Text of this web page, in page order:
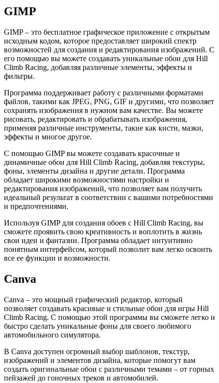
GIMP
GIMP – это бесплатное графическое приложение с открытым
исходным кодом, которое предоставляет широкий спектр
возможностей для создания и редактирования изображений. С
его помощью вы можете создавать уникальные обои для Hill
Climb Racing, добавляя различные элементы, эффекты и
фильтры.
Программа поддерживает работу с различными форматами
файлов, такими как JPEG, PNG, GIF и другими, что позволяет
сохранять изображения в нужном вам качестве. Вы можете
рисовать, редактировать и обрабатывать изображения,
применяя различные инструменты, такие как кисти, мазки,
эффекты и многое другое.
С помощью GIMP вы можете создавать красочные и
динамичные обои для Hill Climb Racing, добавляя текстуры,
фоны, элементы дизайна и другие детали. Программа
обладает широкими возможностями настройки и
редактирования изображений, что позволяет вам получить
идеальный результат в соответствии с вашими потребностями
и предпочтениями.
Используя GIMP для создания обоев с Hill Climb Racing, вы
сможете проявить свою креативность и воплотить в жизнь
свои идеи и фантазии. Программа обладает интуитивно
понятным интерфейсом, который позволит вам легко освоить
все ее функции и возможности.
Canva
Canva – это мощный графический редактор, который
позволяет создавать красивые и стильные обои для игры Hill
Climb Racing. С помощью этой программы вы сможете легко и
быстро сделать уникальные фоны для своего любимого
автомобильного симулятора.
В Canva доступен огромный выбор шаблонов, текстур,
изображений и элементов дизайна, которые помогут вам
создать оригинальные обои с различными темами – от горных
пейзажей до гоночных треков и автомобилей.